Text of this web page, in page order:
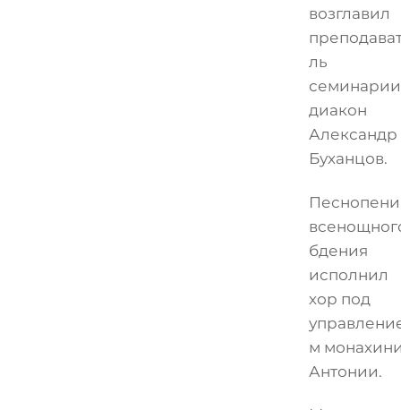
возглавил
ль
семинарии
диакон
Александр
Буханцов.
бдения
исполнил
хор под
м
Антонии.